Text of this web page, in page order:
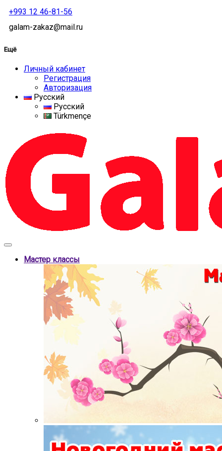
+993 12 46-81-56
galam-zakaz@mail.ru
Ещё
Личный кабинет
Регистрация
Авторизация
Русский
Русский
Türkmençe
Мастер классы